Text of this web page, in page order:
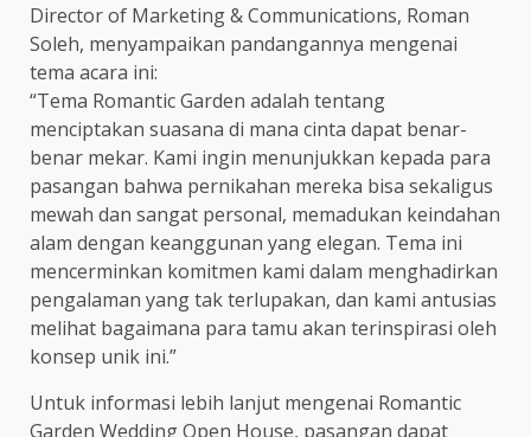
Director of Marketing & Communications, Roman
Soleh, menyampaikan pandangannya mengenai
tema acara ini:
“Tema Romantic Garden adalah tentang
menciptakan suasana di mana cinta dapat benar-
benar mekar. Kami ingin menunjukkan kepada para
pasangan bahwa pernikahan mereka bisa sekaligus
mewah dan sangat personal, memadukan keindahan
alam dengan keanggunan yang elegan. Tema ini
mencerminkan komitmen kami dalam menghadirkan
pengalaman yang tak terlupakan, dan kami antusias
melihat bagaimana para tamu akan terinspirasi oleh
konsep unik ini.”
Untuk informasi lebih lanjut mengenai Romantic
Garden Wedding Open House, pasangan dapat